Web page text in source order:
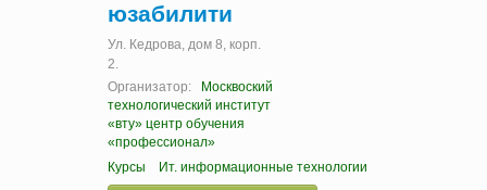
юзабилити
Ул. Кедрова, дом 8, корп.
2.
Организатор:
Москвоский
технологический институт
«вту» центр обучения
«профессионал»
Курсы
Ит. информационные технологии